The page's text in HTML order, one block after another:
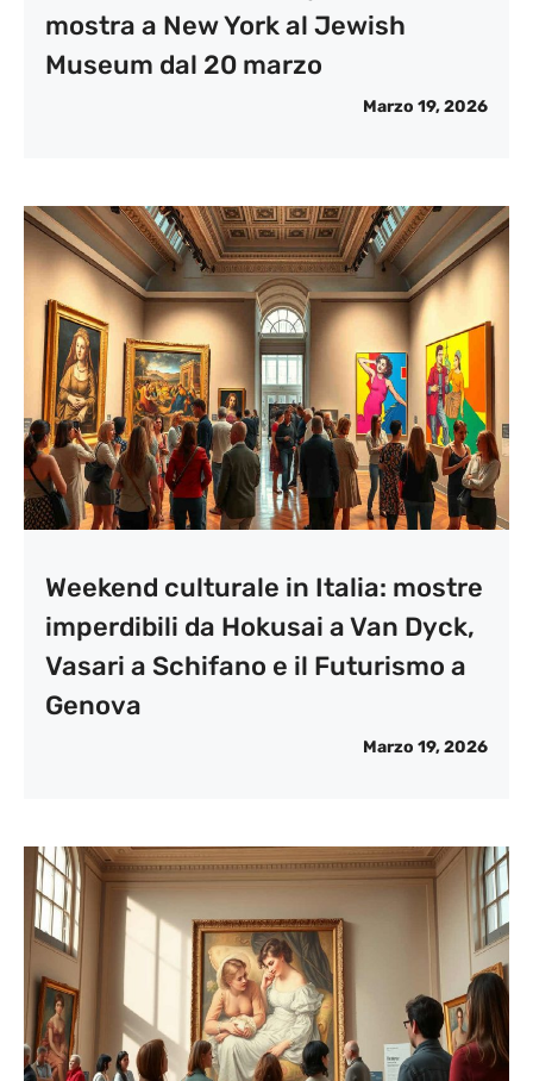
mostra a New York al Jewish
Museum dal 20 marzo
Marzo 19, 2026
Weekend culturale in Italia: mostre
imperdibili da Hokusai a Van Dyck,
Vasari a Schifano e il Futurismo a
Genova
Marzo 19, 2026